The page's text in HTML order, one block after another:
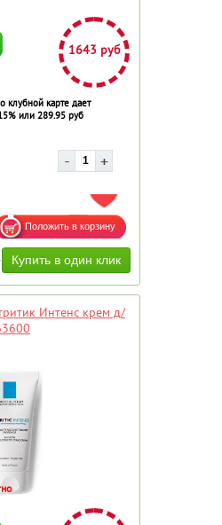
1643 руб
клубной карте дает
или 289.95 руб
ДОБАВИТЬ В ИЗБРАННОЕ
Интенс крем д/